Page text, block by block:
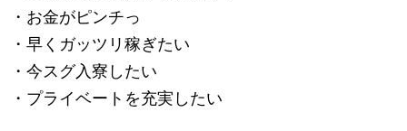
・お金がピンチっ
・早くガッツリ稼ぎたい
・今スグ入寮したい
・プライベートを充実したい